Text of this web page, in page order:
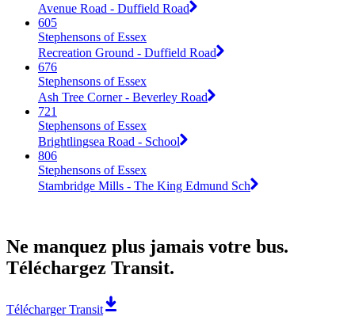
Avenue Road - Duffield Road
605
Stephensons of Essex
Recreation Ground - Duffield Road
676
Stephensons of Essex
Ash Tree Corner - Beverley Road
721
Stephensons of Essex
Brightlingsea Road - School
806
Stephensons of Essex
Stambridge Mills - The King Edmund Sch
Ne manquez plus jamais votre bus.
Téléchargez Transit.
Télécharger Transit